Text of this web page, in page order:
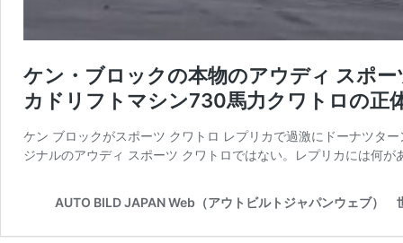
ケン・ブロックの本物のアウディ スポ
カドリフトマシン730馬力クワトロの正
ケン ブロックがスポーツ クワトロ レプリカで過激にドーナツタ
ジナルのアウディ スポーツ クワトロではない。レプリカには何
AUTO BILD JAPAN Web（アウトビルトジャパンウェブ）